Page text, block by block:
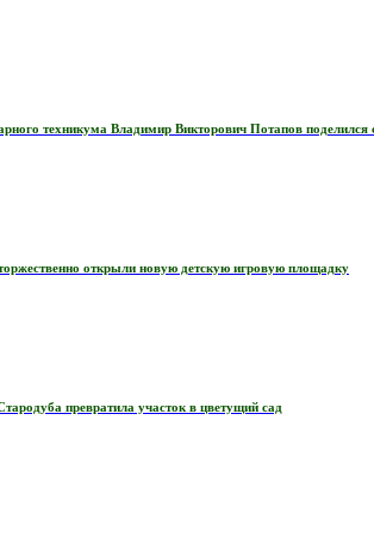
техникума Владимир Викторович Потапов
открыли новую детскую игровую площадку
превратила участок в цветущий сад